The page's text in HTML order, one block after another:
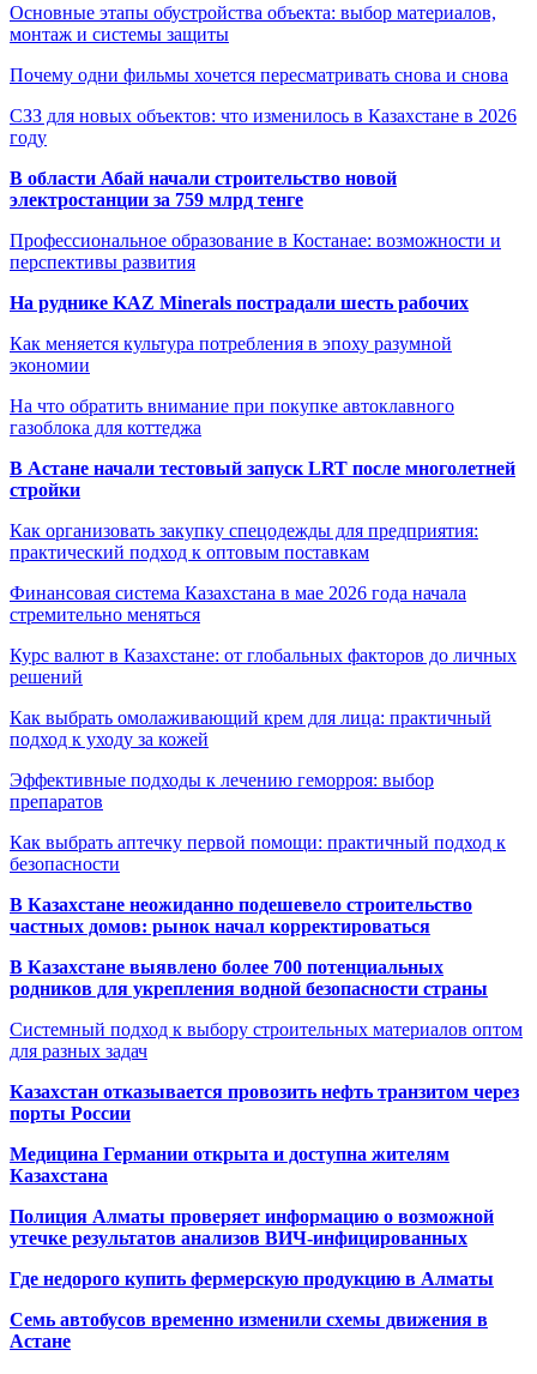
Основные этапы обустройства объекта: выбор материалов,
монтаж и системы защиты
Почему одни фильмы хочется пересматривать снова и снова
СЗЗ для новых объектов: что изменилось в Казахстане в 2026
году
В области Абай начали строительство новой
электростанции за 759 млрд тенге
Профессиональное образование в Костанае: возможности и
перспективы развития
На руднике KAZ Minerals пострадали шесть рабочих
Как меняется культура потребления в эпоху разумной
экономии
На что обратить внимание при покупке автоклавного
газоблока для коттеджа
В Астане начали тестовый запуск LRT после многолетней
стройки
Как организовать закупку спецодежды для предприятия:
практический подход к оптовым поставкам
Финансовая система Казахстана в мае 2026 года начала
стремительно меняться
Курс валют в Казахстане: от глобальных факторов до личных
решений
Как выбрать омолаживающий крем для лица: практичный
подход к уходу за кожей
Эффективные подходы к лечению геморроя: выбор
препаратов
Как выбрать аптечку первой помощи: практичный подход к
безопасности
В Казахстане неожиданно подешевело строительство
частных домов: рынок начал корректироваться
В Казахстане выявлено более 700 потенциальных
родников для укрепления водной безопасности страны
Системный подход к выбору строительных материалов оптом
для разных задач
Казахстан отказывается провозить нефть транзитом через
порты России
Медицина Германии открыта и доступна жителям
Казахстана
Полиция Алматы проверяет информацию о возможной
утечке результатов анализов ВИЧ-инфицированных
Где недорого купить фермерскую продукцию в Алматы
Семь автобусов временно изменили схемы движения в
Астане